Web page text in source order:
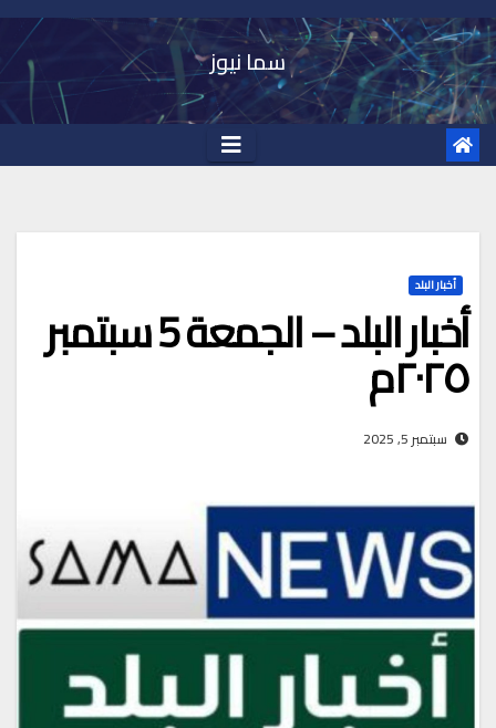
Skip
to
content
سما نيوز
أخبار البلد
أخبار البلد – الجمعة 5 سبتمبر
٢٠٢٥م
سبتمبر 5, 2025